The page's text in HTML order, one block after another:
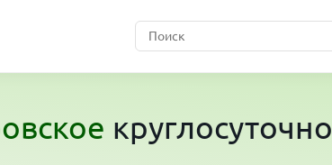
круглосуточно